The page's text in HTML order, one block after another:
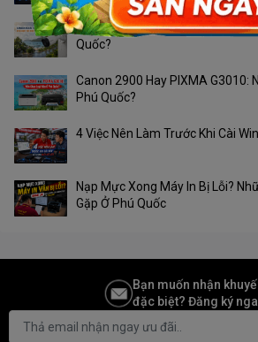
Camera Ngoài Trời Nào Phù
Quốc?
Canon 2900 Hay PIXMA G3010:
Phú Quốc?
4 Việc Nên Làm Trước Khi Cài
Nạp Mực Xong Máy In Bị Lỗi?
Gặp Ở Phú Quốc
Bạn muốn nhận
đặc biệt? Đăng ký